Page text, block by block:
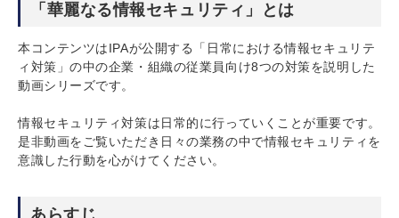
「華麗なる情報セキュリティ」とは
本コンテンツはIPAが公開する「日常における情報セキュリテ
ィ対策」の中の企業・組織の従業員向け8つの対策を説明した
動画シリーズです。
情報セキュリティ対策は日常的に行っていくことが重要です。
是非動画をご覧いただき日々の業務の中で情報セキュリティを
意識した行動を心がけてください。